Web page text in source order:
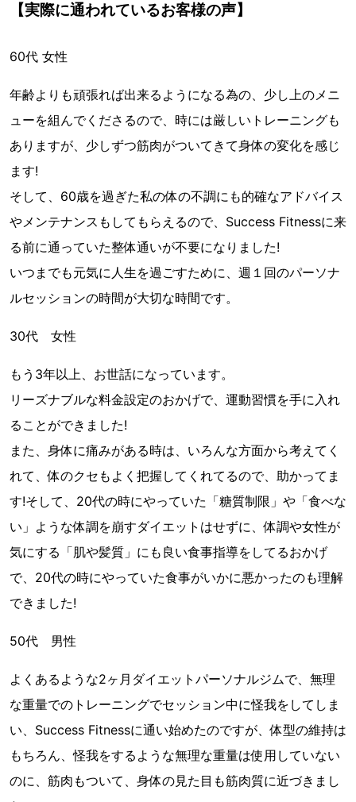
【実際に通われているお客様の声】
60代 女性
年齢よりも頑張れば出来るようになる為の、少し上のメニ
ューを組んでくださるので、時には厳しいトレーニングも
ありますが、少しずつ筋肉がついてきて身体の変化を感じ
ます!
そして、60歳を過ぎた私の体の不調にも的確なアドバイス
やメンテナンスもしてもらえるので、Success Fitnessに来
る前に通っていた整体通いが不要になりました!
いつまでも元気に人生を過ごすために、週１回のパーソナ
ルセッションの時間が大切な時間です。
30代 女性
もう3年以上、お世話になっています。
リーズナブルな料金設定のおかげで、運動習慣を手に入れ
ることができました!
また、身体に痛みがある時は、いろんな方面から考えてく
れて、体のクセもよく把握してくれてるので、助かってま
す!そして、20代の時にやっていた「糖質制限」や「食べな
い」ような体調を崩すダイエットはせずに、体調や女性が
気にする「肌や髪質」にも良い食事指導をしてるおかげ
で、20代の時にやっていた食事がいかに悪かったのも理解
できました!
50代 男性
よくあるような2ヶ月ダイエットパーソナルジムで、無理
な重量でのトレーニングでセッション中に怪我をしてしま
い、Success Fitnessに通い始めたのですが、体型の維持は
もちろん、怪我をするような無理な重量は使用していない
のに、筋肉もついて、身体の見た目も筋肉質に近づきまし